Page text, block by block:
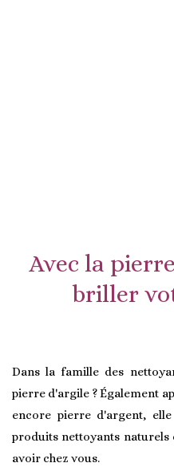
Avec la
briller
Dans la famille des
pierre d'argile ? Également
encore pierre d'argent,
produits nettoyants
avoir chez vous.